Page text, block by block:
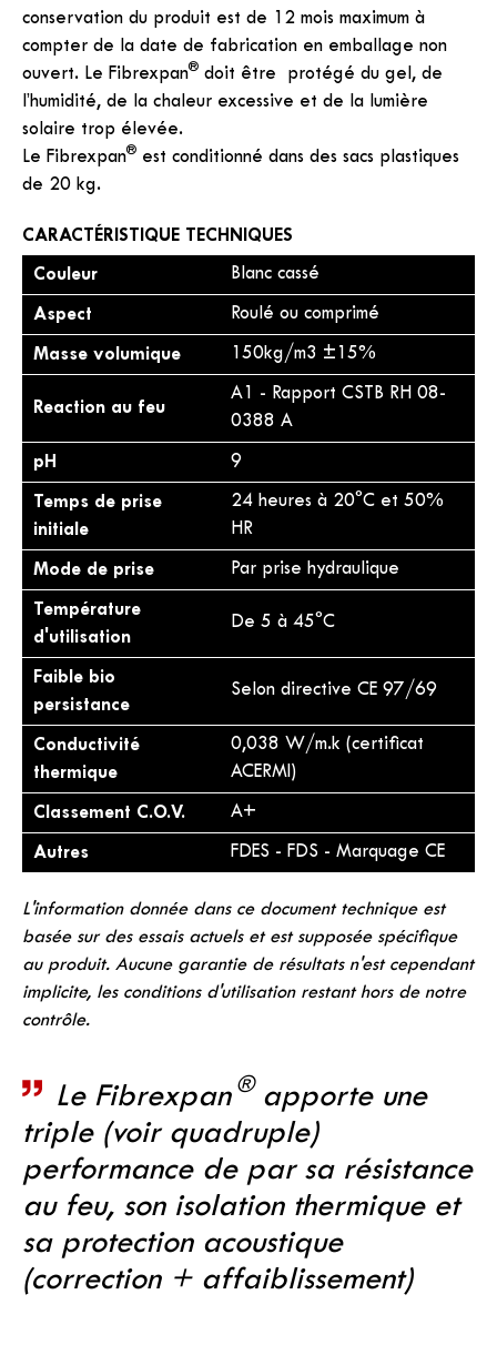
conservation du produit est de 12 mois maximum à
compter de la date de fabrication en emballage non
ouvert. Le Fibrexpan® doit être protégé du gel, de
l’humidité, de la chaleur excessive et de la lumière
solaire trop élevée.
Le Fibrexpan® est conditionné dans des sacs plastiques
de 20 kg.
CARACTÉRISTIQUE TECHNIQUES
Couleur Blanc cassé
Aspect Roulé ou comprimé
Masse volumique 150kg/m3 ±15%
Reaction au feu
A1 - Rapport CSTB RH 08-
0388 A
pH 9
Temps de prise
initiale
24 heures à 20°C et 50%
HR
Mode de prise Par prise hydraulique
Température
d'utilisation
De 5 à 45°C
Faible bio
persistance
Selon directive CE 97/69
Conductivité
thermique
0,038 W/m.k (certificat
ACERMI)
Classement C.O.V. A+
Autres FDES - FDS - Marquage CE
L'information donnée dans ce document technique est
basée sur des essais actuels et est supposée spécifique
au produit. Aucune garantie de résultats n'est cependant
implicite, les conditions d'utilisation restant hors de notre
contrôle.
Le Fibrexpan ®apporte une
triple (voir quadruple)
performance de par sa résistance
au feu, son isolation thermique et
sa protection acoustique
(correction + affaiblissement)